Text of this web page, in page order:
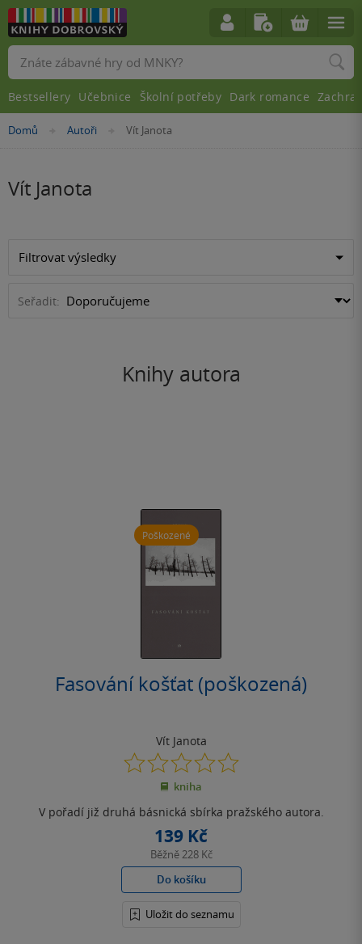
Nacházíte
Domů »Autoři »
Vít Janota
Vít Janota
Filtrovat výsledky
Seřadit:
Knihy autora
Poškozené
Fasování košťat (poškozená)
Vít Janota
0.0
z
5
kniha
V pořadí již druhá básnická sbírka pražského autora.
139 Kč
Běžně228 Kč
Do košíku
Uložit do seznamu
Vyhledávání
Bestsellery Učebnice Školní potřeby Dark romance